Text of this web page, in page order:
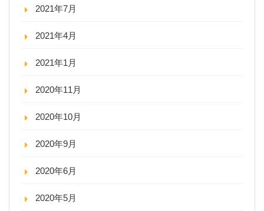
2021年7月
2021年4月
2021年1月
2020年11月
2020年10月
2020年9月
2020年6月
2020年5月